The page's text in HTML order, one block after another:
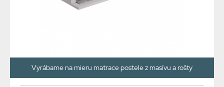
Vyrábame na mieru matrace postele z masívu a rošty